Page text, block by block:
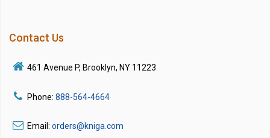
Contact Us
461 Avenue P, Brooklyn, NY 11223
Phone: 888-564-4664
Email: orders@kniga.com